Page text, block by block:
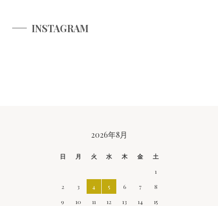
INSTAGRAM
2026年8月
日 月 火 水 木 金
土
1
2
3 4 5 6 7
8
9
10 11 12 13 14
15